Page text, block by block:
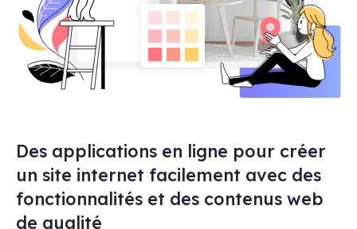
Des applications en ligne pour créer
un site internet facilement avec des
fonctionnalités et des contenus web
de qualité